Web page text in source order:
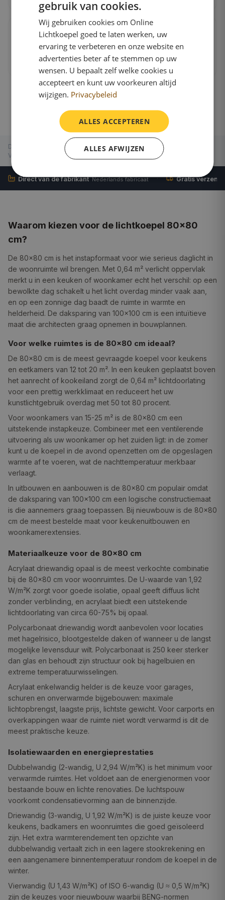
25
Polycarbonaat · 6-wandig ISO · Opaal
ISO-koepel polycarbonaat bolvormig
zeswandig opaal
€ 435,95 incl. btw
25 maten
Dagmaat 80×80 cm Buitenmaat:96×96 cmDaksparing
Verlicht oppervlak
0.64 m²
Direct van de fabrikant Nederlands fabricaat · Gratis
Waarom kiezen voor de lichtkoepel 80×80
cm?
De 80×80 cm is het instapformaat voor wie serieus daglicht in
de woonruimte wil brengen. Met 0,64 m² verlicht oppervlak
merkt u in een keuken of woonkamer echt het verschil: op een
bewolkte dag schakelt u het licht overdag minder vaak aan,
en op een zonnige dag baadt de ruimte in warmte en
helderheid. De daksparing van 100×100 cm is een intuïtieve
maat die architecten graag opnemen in bouwplannen.
Voor welke ruimtes is de 80×80 cm ideaal?
De 80×80 cm is de meest gevraagde koepel voor keukens
en eetkamers van 12 tot 20 m². In een keuken geplaatst boven
het aanrecht of kookeiland zorgt de 0,64 m² lichtdoorlating
voor een prettig werkklimaat en reduceert het uw
kunstlichtgebruik overdag met 50 tot 80 procent.
Voor woonkamers van 15-25 m² is de 80×80 cm een
uitstekende instapkeuze. Combineer met een ventilerende
uitvoering als uw woonkamer op het zuiden ligt: in de zomer
kunt u de koepel in de avond openzetten om de opgeslagen
warmte af te voeren, wat de nachttemperatuur merkbaar
verlaagt.
In uitbouwen en aanbouwen is de 80×80 cm populair omdat
de daksparing van 100×100 cm een logische constructiemaat
is die aannemers graag toepassen. Bij nieuwbouw is de 80×80
cm de meest bestelde maat voor keukenuitbouwen en
woonkamerextensies.
Materiaalkeuze voor de 80×80 cm
Acrylaat driewandig opaal is de meest verkochte combinatie
bij de 80×80 cm voor woonruimtes. De U-waarde van 1,92
W/m²K zorgt voor goede isolatie, opaal geeft diffuus licht
zonder verblinding, en acrylaat biedt een uitstekende
lichtdoorlating van circa 60-75% bij opaal.
Polycarbonaat driewandig wordt aanbevolen voor locaties
met hagelrisico, blootgestelde daken of wanneer u de langst
mogelijke levensduur wilt. Polycarbonaat is 250 keer sterker
dan glas en behoudt zijn structuur ook bij hagelbuien en
extreme temperatuurwisselingen.
Acrylaat enkelwandig helder is de keuze voor garages,
schuren en onverwarmde bijgebouwen: maximale
lichtopbrengst, laagste prijs, lichtste gewicht. Voor carports en
overkappingen waar de ruimte niet wordt verwarmd is dit de
meest praktische keuze.
Isolatiewaarden en energieprestaties
Dubbelwandig (2-wandig, U 2,94 W/m²K) is het minimum voor
verwarmde ruimtes. Het voldoet aan de energienormen voor
bestaande bouw en lichte renovaties. De luchtspouw
voorkomt condensatievorming aan de binnenzijde.
Driewandig (3-wandig, U 1,92 W/m²K) is de juiste keuze voor
keukens, badkamers en woonruimtes die goed geïsoleerd
zijn. Het extra warmterendement ten opzichte van
dubbelwandig vertaalt zich in een lagere stookrekening en
een aangenamere binnentemperatuur rondom de koepel in de
winter.
Vierwandig (U 1,43 W/m²K) of ISO 6-wandig (U ≈ 0,5 W/m²K)
zijn de keuzes voor nieuwbouw waarbij BENG-normen
gebruik van cookies.
Wij gebruiken cookies om Online
Lichtkoepel goed te laten werken, uw
ervaring te verbeteren en onze website en
advertenties beter af te stemmen op uw
wensen. U bepaalt zelf welke cookies u
accepteert en kunt uw voorkeuren altijd
wijzigen. Privacybeleid
ALLES ACCEPTEREN
ALLES AFWIJZEN